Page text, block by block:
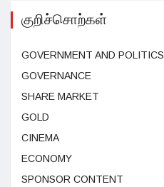
குறிச்சொற்கள்
GOVERNMENT AND POLITICS
GOVERNANCE
SHARE MARKET
GOLD
CINEMA
ECONOMY
SPONSOR CONTENT